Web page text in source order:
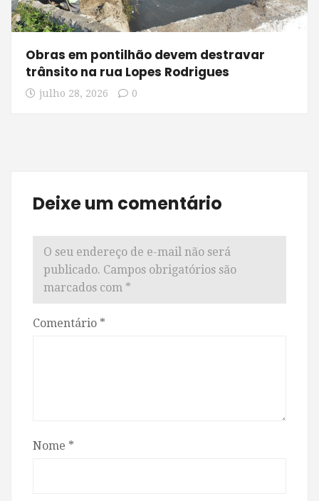
Obras em pontilhão devem destravar
trânsito na rua Lopes Rodrigues
julho 28, 2026 0
Deixe um comentário
O seu endereço de e-mail não será
publicado. Campos obrigatórios são
marcados com *
Comentário *
Nome *